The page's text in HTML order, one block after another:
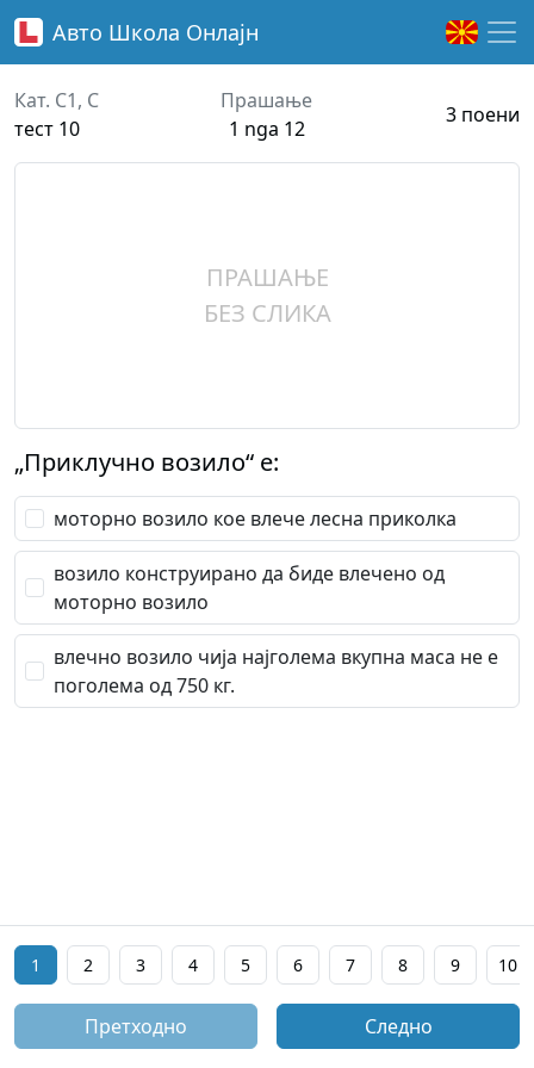
Авто Школа Онлајн
Кат. C1, C
тест 10
Прашање
1 nga 12
3 поени
ПРАШАЊЕ
БЕЗ СЛИКА
„Приклучно возило“ е:
моторно возило кое влече лесна приколка
возило конструирано да биде влечено од
моторно возило
влечно возило чија најголема вкупна маса не е
поголема од 750 кг.
1 2 3 4 5 6 7 8 9 10
Претходно Следно